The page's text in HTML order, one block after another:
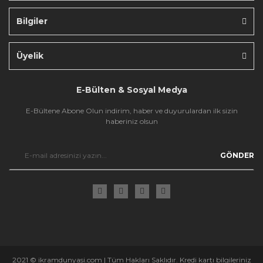
Bilgiler
Üyelik
E-Bülten & Sosyal Medya
E-Bültene Abone Olun indirim, haber ve duyurulardan ilk sizin
haberiniz olsun
GÖNDER
2021 © ikramdunyasi.com | Tüm Hakları Saklıdır. Kredi kartı bilgileriniz